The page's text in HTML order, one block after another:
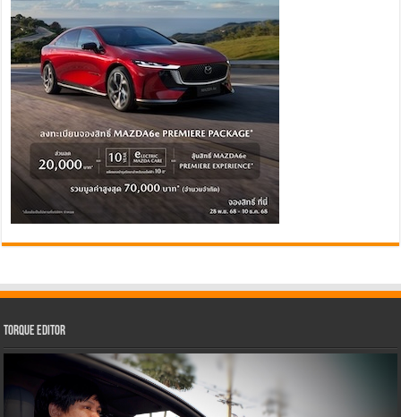
Torque Editor